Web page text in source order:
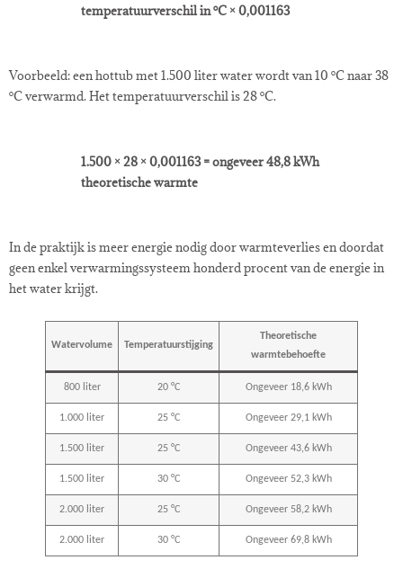
temperatuurverschil in °C × 0,001163
Voorbeeld: een hottub met 1.500 liter water wordt van 10 °C naar 38
°C verwarmd. Het temperatuurverschil is 28 °C.
1.500 × 28 × 0,001163 = ongeveer 48,8 kWh
theoretische warmte
In de praktijk is meer energie nodig door warmteverlies en doordat
geen enkel verwarmingssysteem honderd procent van de energie in
het water krijgt.
Watervolume Temperatuurstijging
Theoretische
warmtebehoefte
800 liter 20 °C Ongeveer 18,6 kWh
1.000 liter 25 °C Ongeveer 29,1 kWh
1.500 liter 25 °C Ongeveer 43,6 kWh
1.500 liter 30 °C Ongeveer 52,3 kWh
2.000 liter 25 °C Ongeveer 58,2 kWh
2.000 liter 30 °C Ongeveer 69,8 kWh